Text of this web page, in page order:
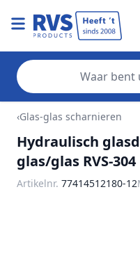
Ga naar de inhoud
‹Glas-glas scharnieren
Hydraulisch
glas/glas RVS-
Artikelnr. 77414512180-12